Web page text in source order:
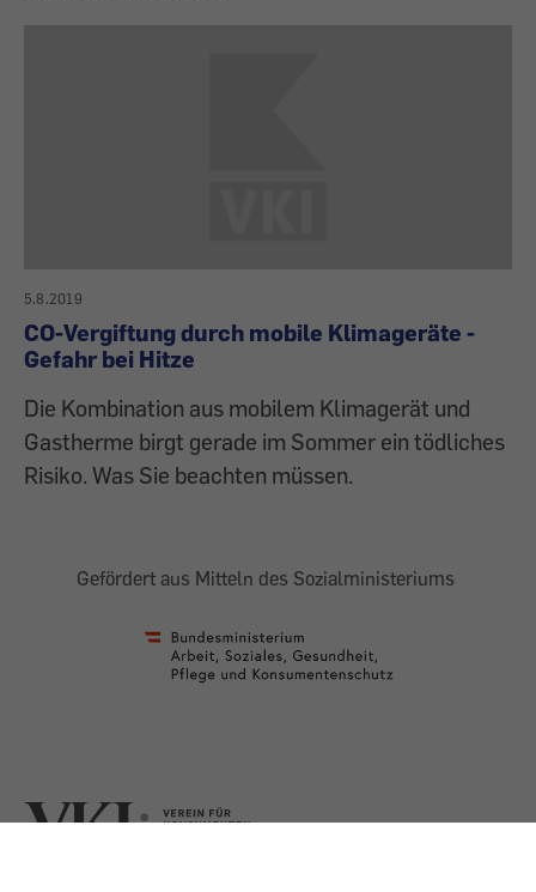
5.8.2019
CO-Vergiftung durch mobile Klimageräte -
Gefahr bei Hitze
Die Kombination aus mobilem Klimagerät und
Gastherme birgt gerade im Sommer ein tödliches
Risiko. Was Sie beachten müssen.
Gefördert aus Mitteln des Sozialministeriums